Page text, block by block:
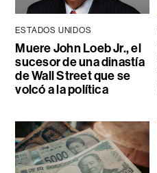
ESTADOS UNIDOS
Muere John Loeb Jr., el
sucesor de una dinastía
de Wall Street que se
volcó a la política